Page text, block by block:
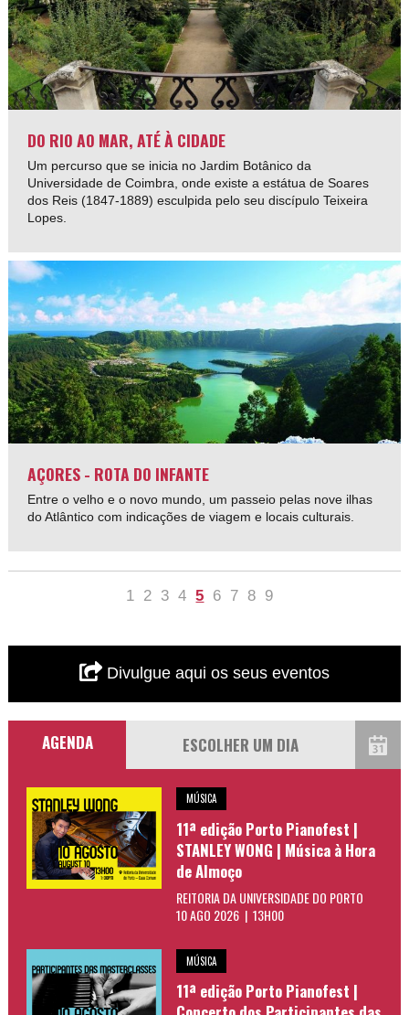
DO RIO AO MAR, ATÉ À CIDADE
Um percurso que se inicia no Jardim Botânico da
Universidade de Coimbra, onde existe a estátua de Soares
dos Reis (1847-1889) esculpida pelo seu discípulo Teixeira
Lopes.
AÇORES - ROTA DO INFANTE
Entre o velho e o novo mundo, um passeio pelas nove ilhas
do Atlântico com indicações de viagem e locais culturais.
1 2 3 4 5 6 7 8 9
Divulgue aqui os seus eventos
AGENDA
MÚSICA
11ª edição Porto Pianofest |
STANLEY WONG | Música à Hora
de Almoço
REITORIA DA UNIVERSIDADE DO PORTO
10 AGO 2026 | 13H00
MÚSICA
11ª edição Porto Pianofest |